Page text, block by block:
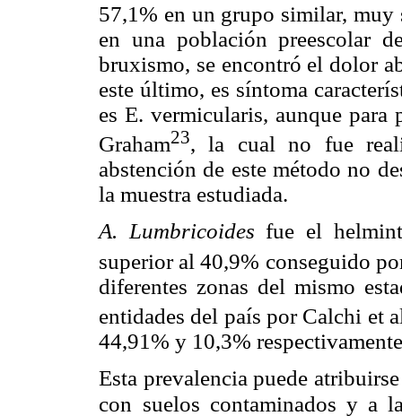
57,1% en un grupo similar,
en una población preescolar
bruxismo, se encontró el dolor
este último, es síntoma
es E. vermicularis, aunque para
Graham23, la cual no fue
abstención de este método no
la muestra estudiada.
A. Lumbricoidesfue el
superior al 40,9% conseguido
diferentes zonas del mismo
entidades del país por Calchi et
44,91% y 10,3%
Esta prevalencia puede
con suelos contaminados y a